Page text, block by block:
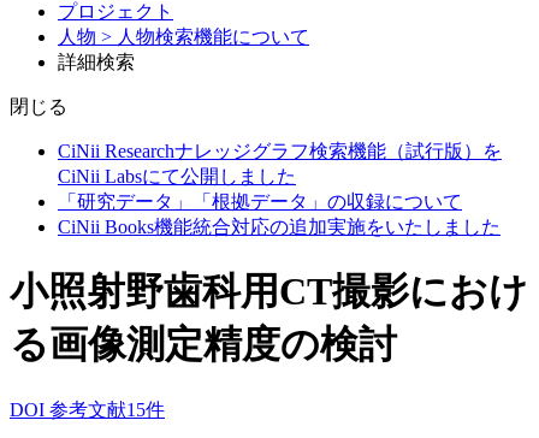
プロジェクト
人物 > 人物検索機能について
詳細検索
閉じる
CiNii Researchナレッジグラフ検索機能（試行版）を
CiNii Labsにて公開しました
「研究データ」「根拠データ」の収録について
CiNii Books機能統合対応の追加実施をいたしました
小照射野歯科用CT撮影におけ
る画像測定精度の検討
DOI 参考文献15件